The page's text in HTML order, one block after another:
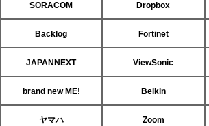
SORACOM Dropbox
Backlog Fortinet
JAPANNEXT ViewSonic
brand new ME! Belkin
ヤマハ Zoom